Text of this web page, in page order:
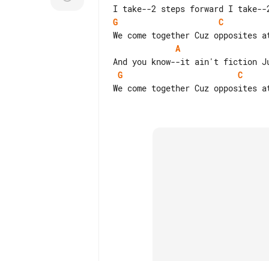
G C
A
G
C
We come together Cuz opposites